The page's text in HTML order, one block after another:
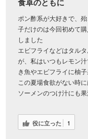
食卓のともに
ポン酢系が大好きで、
子だけのは今回初めて購
しました
エビフライなどはタル
が、私はいつもレモン
き魚やエビフライに柚
この夏場食欲がない時
ソーメンのつけ汁にも
役に立った 1